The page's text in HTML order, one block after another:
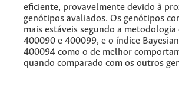
eficiente, provavelmente devido à
genótipos avaliados. Os genótipos
mais estáveis segundo a
400090 e 400099, e o índice
400094 como o de melhor
quando comparado com os outros